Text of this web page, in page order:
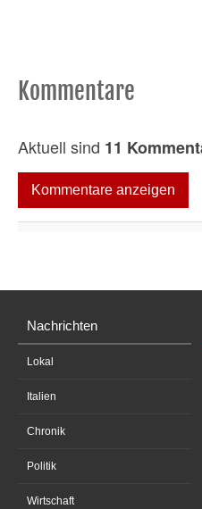
Kommentare
Aktuell sind 11
Kommentare anzeigen
Nachrichten
Lokal
Italien
Chronik
Politik
Wirtschaft